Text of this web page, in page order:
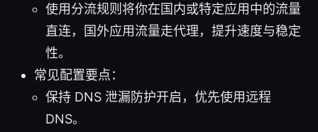
使用分流规则将你在国内或特定应用中的流量
直连，国外应用流量走代理，提升速度与稳定
性。
常见配置要点：
保持 DNS 泄漏防护开启，优先使用远程
DNS。